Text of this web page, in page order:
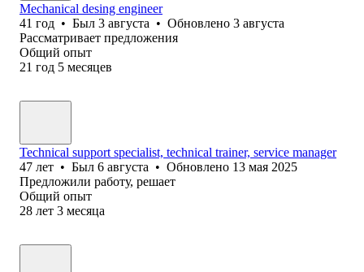
Mechanical desing engineer
41 год • Был 3 августа • Обновлено 3 августа
Рассматривает предложения
Общий опыт
21 год 5 месяцев
Technical support specialist, technical trainer, service manager
47 лет • Был 6 августа • Обновлено 13 мая 2025
Предложили работу, решает
Общий опыт
28 лет 3 месяца